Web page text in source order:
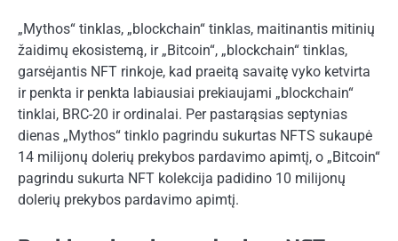
„Mythos“ tinklas, „blockchain“ tinklas, maitinantis mitinių
žaidimų ekosistemą, ir „Bitcoin“, „blockchain“ tinklas,
garsėjantis NFT rinkoje, kad praeitą savaitę vyko ketvirta
ir penkta ir penkta labiausiai prekiaujami „blockchain“
tinklai, BRC-20 ir ordinalai. Per pastarąsias septynias
dienas „Mythos“ tinklo pagrindu sukurtas NFTS sukaupė
14 milijonų dolerių prekybos pardavimo apimtį, o „Bitcoin“
pagrindu sukurta NFT kolekcija padidino 10 milijonų
dolerių prekybos pardavimo apimtį.